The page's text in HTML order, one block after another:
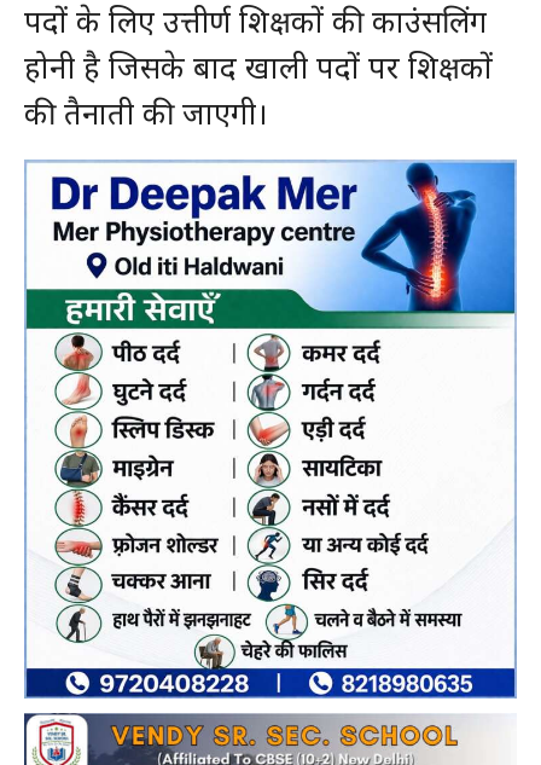
पदों के लिए उत्तीर्ण शिक्षकों की काउंसलिंग
होनी है जिसके बाद खाली पदों पर शिक्षकों
की तैनाती की जाएगी।